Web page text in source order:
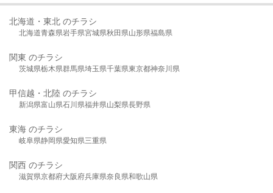
北海道・東北 のチラシ
北海道青森県岩手県宮城県秋田県山形県福島県
関東 のチラシ
茨城県栃木県群馬県埼玉県千葉県東京都神奈川県
甲信越・北陸 のチラシ
新潟県富山県石川県福井県山梨県長野県
東海 のチラシ
岐阜県静岡県愛知県三重県
関西 のチラシ
滋賀県京都府大阪府兵庫県奈良県和歌山県